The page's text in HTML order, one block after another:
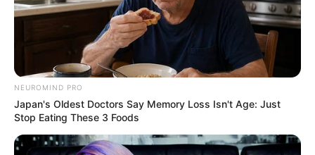
NEUROMIND PRO
Japan's Oldest Doctors Say Memory Loss Isn't Age: Just
Stop Eating These 3 Foods